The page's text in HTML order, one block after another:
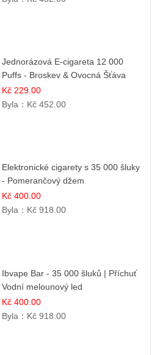
Jednorázová E-cigareta 12 000
Puffs - Broskev & Ovocná Šťáva
Kč 229.00
Byla： Kč 452.00
Elektronické cigarety s 35 000 šluky
- Pomerančový džem
Kč 400.00
Byla： Kč 918.00
Ibvape Bar - 35 000 šluků | Příchuť
Vodní melounový led
Kč 400.00
Byla： Kč 918.00